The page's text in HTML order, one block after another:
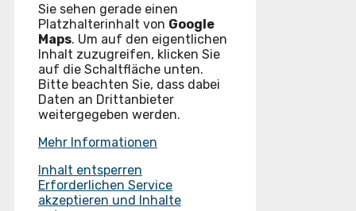
Sie sehen gerade einen
Platzhalterinhalt von Google
Maps. Um auf den eigentlichen
Inhalt zuzugreifen, klicken Sie
auf die Schaltfläche unten.
Bitte beachten Sie, dass dabei
Daten an Drittanbieter
weitergegeben werden.
Mehr Informationen
Inhalt entsperren
Erforderlichen Service
akzeptieren und Inhalte